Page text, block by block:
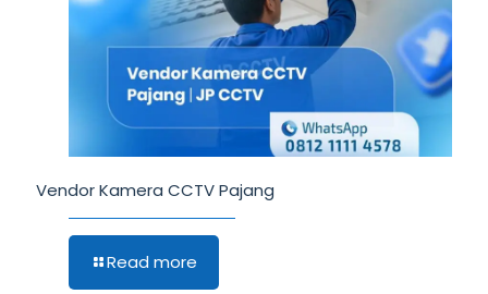
Vendor Kamera CCTV Pajang
Read more